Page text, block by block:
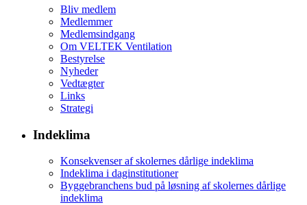
Bliv medlem
Medlemmer
Medlemsindgang
Om VELTEK Ventilation
Bestyrelse
Nyheder
Vedtægter
Links
Strategi
Indeklima
Konsekvenser af skolernes dårlige indeklima
Indeklima i daginstitutioner
Byggebranchens bud på løsning af skolernes dårlige
indeklima